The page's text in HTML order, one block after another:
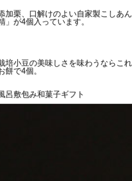
加栗、口解けのよい自家製こしあ
」が4個入っています。
培小豆の美味しさを味わうならこ
餅で4個。